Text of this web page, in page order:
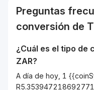
Preguntas
conversión de
¿Cuál es el tipo de
ZAR?
A día de hoy, 1
R5.353947218692771